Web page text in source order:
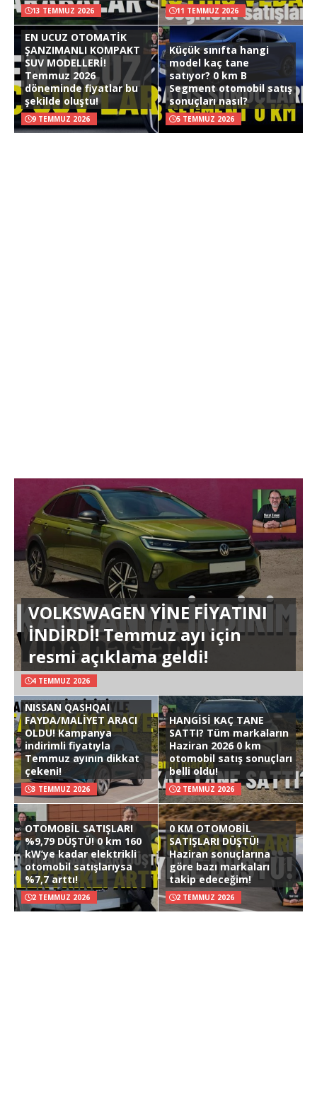
13 TEMMUZ 2026 11 TEMMUZ 2026
EN UCUZ OTOMATİK
ŞANZIMANLI KOMPAKT
SUV MODELLERİ!
Temmuz 2026
döneminde fiyatlar bu
şekilde oluştu!
9 TEMMUZ 2026
Küçük sınıfta hangi
model kaç tane
satıyor? 0 km B
Segment otomobil satış
sonuçları nasıl?
5 TEMMUZ 2026
VOLKSWAGEN YİNE FİYATINI
İNDİRDİ! Temmuz ayı için
resmi açıklama geldi!
4 TEMMUZ 2026
NISSAN QASHQAI
FAYDA/MALİYET ARACI
OLDU! Kampanya
indirimli fiyatıyla
Temmuz ayının dikkat
çekeni!
3 TEMMUZ 2026
HANGİSİ KAÇ TANE
SATTI? Tüm markaların
Haziran 2026 0 km
otomobil satış sonuçları
belli oldu!
2 TEMMUZ 2026
OTOMOBİL SATIŞLARI
%9,79 DÜŞTÜ! 0 km 160
kW’ye kadar elektrikli
otomobil satışlarıysa
%7,7 arttı!
2 TEMMUZ 2026
0 KM OTOMOBİL
SATIŞLARI DÜŞTÜ!
Haziran sonuçlarına
göre bazı markaları
takip edeceğim!
2 TEMMUZ 2026